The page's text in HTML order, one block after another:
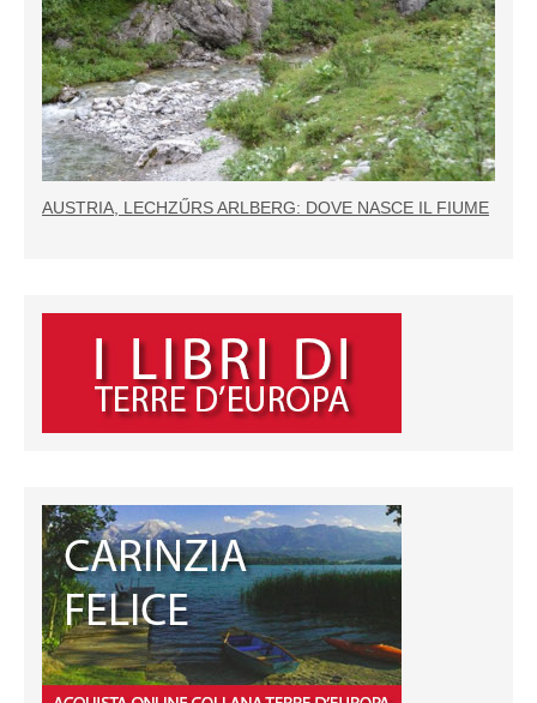
AUSTRIA, LECHZŰRS ARLBERG: DOVE NASCE IL FIUME